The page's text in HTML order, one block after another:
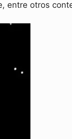
entre otros